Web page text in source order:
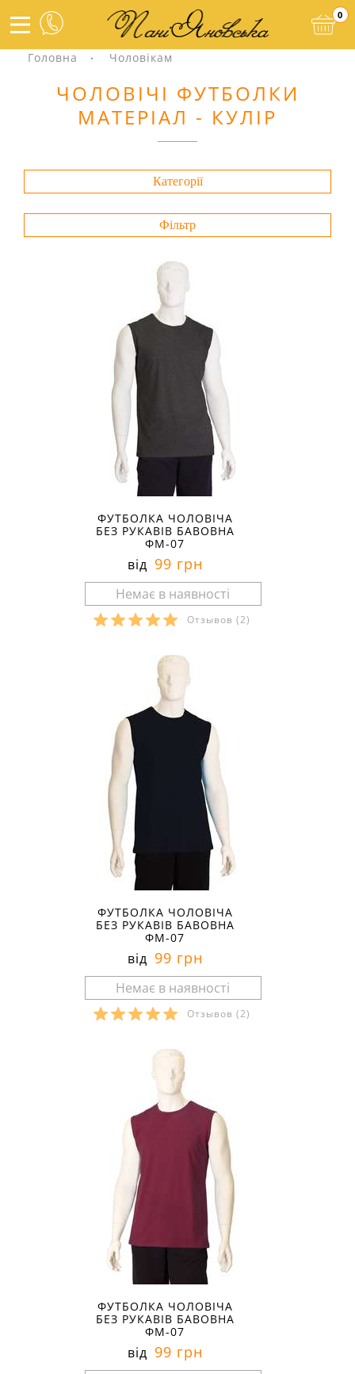
0
Головна Чоловікам
ЧОЛОВІЧІ ФУТБОЛКИ
МАТЕРІАЛ - КУЛІР
Категорії
Фільтр
ФУТБОЛКА ЧОЛОВІЧА
БЕЗ РУКАВІВ БАВОВНА
ФМ-07
від 99 грн
Отзывов (2)
ФУТБОЛКА ЧОЛОВІЧА
БЕЗ РУКАВІВ БАВОВНА
ФМ-07
від 99 грн
Отзывов (2)
ФУТБОЛКА ЧОЛОВІЧА
БЕЗ РУКАВІВ БАВОВНА
ФМ-07
від 99 грн